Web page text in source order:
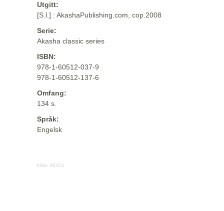
Utgitt:
[S.l.] : AkashaPublishing.com, cop.2008
Serie:
Akasha classic series
ISBN:
978-1-60512-037-9
978-1-60512-137-6
Omfang:
134 s.
Språk:
Engelsk
Kilde: MODS